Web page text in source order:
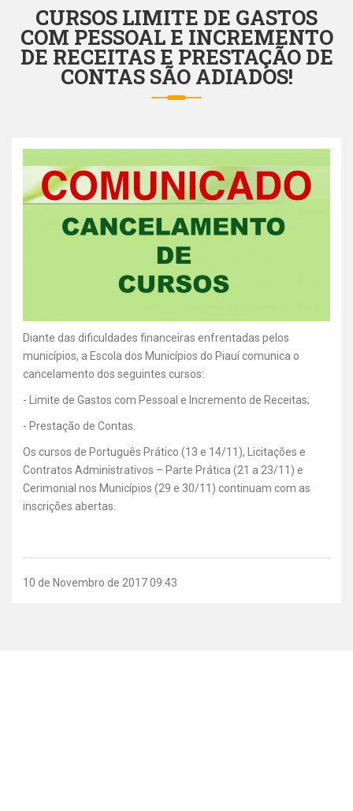
CURSOS LIMITE DE GASTOS
COM PESSOAL E INCREMENTO
DE RECEITAS E PRESTAÇÃO DE
CONTAS SÃO ADIADOS!
Diante das dificuldades financeiras enfrentadas pelos
municípios, a Escola dos Municípios do Piauí comunica o
cancelamento dos seguintes cursos:
- Limite de Gastos com Pessoal e Incremento de Receitas;
- Prestação de Contas.
Os cursos de Português Prático (13 e 14/11), Licitações e
Contratos Administrativos – Parte Prática (21 a 23/11) e
Cerimonial nos Municípios (29 e 30/11) continuam com as
inscrições abertas.
10 de Novembro de 2017 09:43